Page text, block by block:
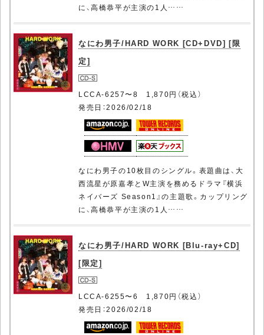
に、高橋恭平が主演の1人……
なにわ男子/HARD WORK [CD+DVD] [限
定]
LCCA-6257〜8 1,870円（税込）
発売日：2026/02/18
なにわ男子の10枚目のシングル。表題曲は、大
西流星が原嘉孝とW主演を務めるドラマ『横浜
ネイバーズ Season1』の主題歌。カップリング
に、高橋恭平が主演の1人……
なにわ男子/HARD WORK [Blu-ray+CD]
[限定]
LCCA-6255〜6 1,870円（税込）
発売日：2026/02/18